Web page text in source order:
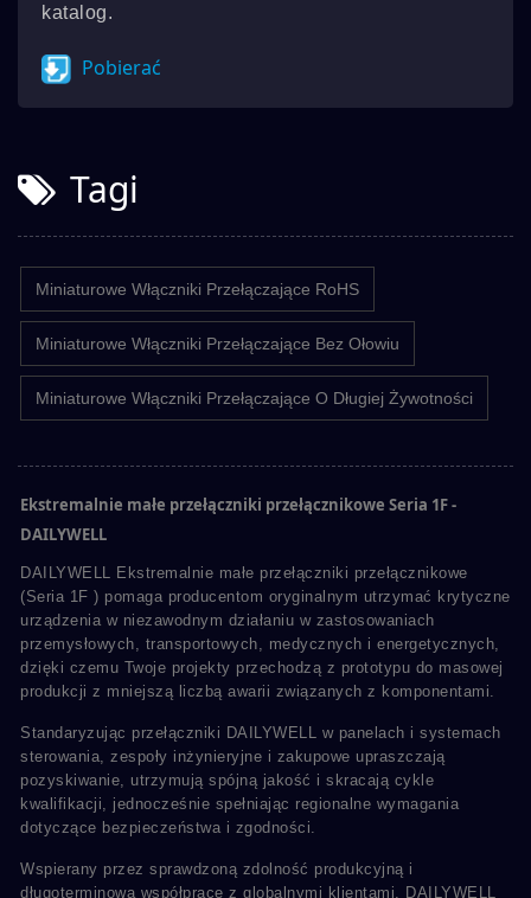
katalog.
Pobierać
Tagi
Miniaturowe Włączniki Przełączające RoHS
Miniaturowe Włączniki Przełączające Bez Ołowiu
Miniaturowe Włączniki Przełączające O Długiej Żywotności
Ekstremalnie małe przełączniki przełącznikowe Seria 1F -
DAILYWELL
DAILYWELL Ekstremalnie małe przełączniki przełącznikowe
(Seria 1F ) pomaga producentom oryginalnym utrzymać krytyczne
urządzenia w niezawodnym działaniu w zastosowaniach
przemysłowych, transportowych, medycznych i energetycznych,
dzięki czemu Twoje projekty przechodzą z prototypu do masowej
produkcji z mniejszą liczbą awarii związanych z komponentami.
Standaryzując przełączniki DAILYWELL w panelach i systemach
sterowania, zespoły inżynieryjne i zakupowe upraszczają
pozyskiwanie, utrzymują spójną jakość i skracają cykle
kwalifikacji, jednocześnie spełniając regionalne wymagania
dotyczące bezpieczeństwa i zgodności.
Wspierany przez sprawdzoną zdolność produkcyjną i
długoterminową współpracę z globalnymi klientami, DAILYWELL